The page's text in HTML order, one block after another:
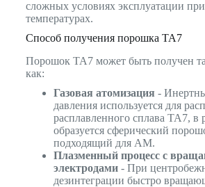
сложных условиях эксплуатации
температурах.
Способ получения порошка TA7
Порошок TA7 может быть получен
как:
Газовая атомизация -
давления используется для
расплавленного сплава TA7, в
образуется сферический
подходящий для AM.
Плазменный процесс с
электродами- При
дезинтеграции быстро